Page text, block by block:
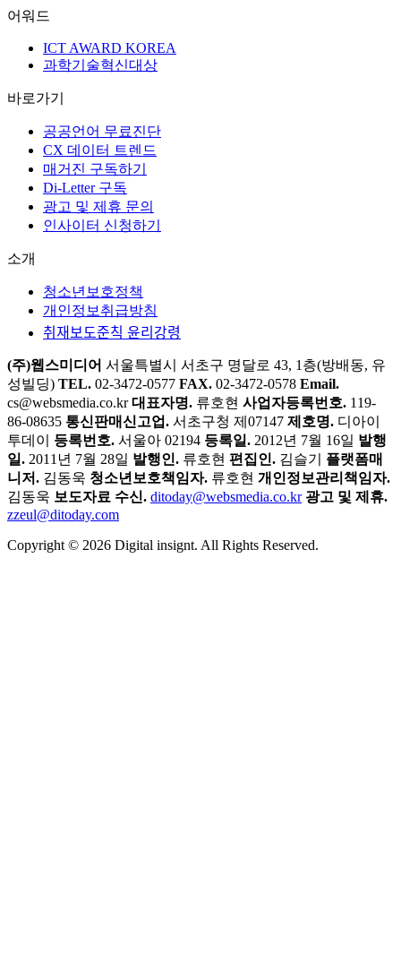
어워드
ICT AWARD KOREA
과학기술혁신대상
바로가기
공공언어 무료진단
CX 데이터 트렌드
매거진 구독하기
Di-Letter 구독
광고 및 제휴 문의
인사이터 신청하기
소개
청소년보호정책
개인정보취급방침
취재보도준칙 윤리강령
(주)웹스미디어 서울특별시 서초구 명달로 43, 1층(방배동, 유
성빌딩) TEL. 02-3472-0577 FAX. 02-3472-0578 Email.
cs@websmedia.co.kr 대표자명. 류호현 사업자등록번호. 119-
86-08635 통신판매신고업. 서초구청 제07147 제호명. 디아이
투데이
등록번호. 서울아 02194 등록일. 2012년 7월 16일 발행
일. 2011년 7월 28일 발행인. 류호현 편집인. 김슬기
플랫폼매
니저. 김동욱 청소년보호책임자. 류호현 개인정보관리책임자.
김동욱 보도자료 수신. ditoday@websmedia.co.kr 광고 및 제휴.
zzeul@ditoday.com
Copyright © 2026 Digital insignt. All Rights Reserved.